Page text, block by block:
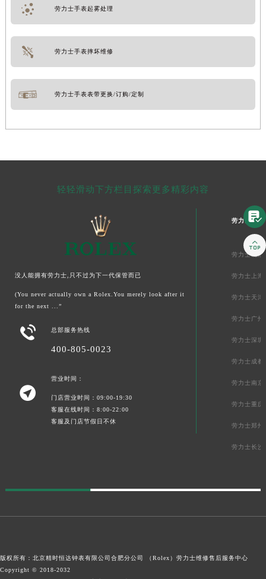
劳力士手表起雾处理
劳力士手表摔坏维修
劳力士手表表带更换/订购/定制
轻轻滑动下方栏目探索更多精彩内容
没人能拥有劳力士,只不过为下一代保管而已
(You never actually own a Rolex.You merely look after it
for the next ...”
 总部服务热线
400-805-0023

营业时间：
门店营业时间：09:00-19:30
客服在线时间：8:00-22:00
客服及门店节假日不休
劳力士中国
劳力士北京
劳力士上海
劳力士天津
劳力士广州
劳力士深圳
劳力士成都
劳力士南京
劳力士重庆
劳力士郑州
劳力士长沙
版权所有：北京精时恒达钟表有限公司合肥分公司 （Rolex） 劳力士维修售后服务中心
Copyright © 2018-2032

